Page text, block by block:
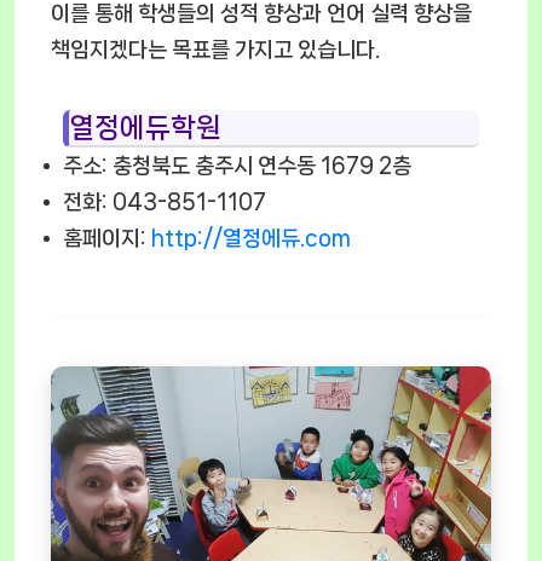
이를 통해 학생들의 성적 향상과 언어 실력 향상을
책임지겠다는 목표를 가지고 있습니다.
열정에듀학원
주소: 충청북도 충주시 연수동 1679 2층
전화: 043-851-1107
홈페이지: http://열정에듀.com